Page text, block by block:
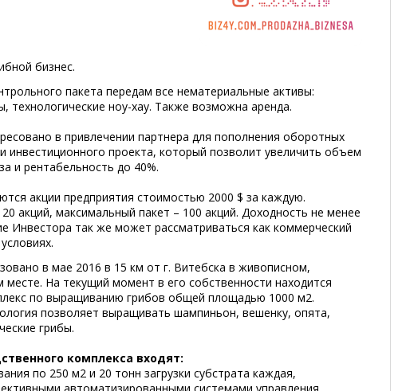
бизнес.
пакета передам все нематериальные активы:
технологические ноу-хау. Также возможна аренда.
в привлечении партнера для пополнения оборотных
инвестиционного проекта, который позволит увеличить объем
и рентабельность до 40%.
акции предприятия стоимостью 2000 $ за каждую.
акций, максимальный пакет – 100 акций. Доходность не менее
Инвестора так же может рассматриваться как коммерческий
в мае 2016 в 15 км от г. Витебска в живописном,
месте. На текущий момент в его собственности находится
по выращиванию грибов общей площадью 1000 м2.
позволяет выращивать шампиньон, вешенку, опята,
грибы.
комплекса входят:
по 250 м2 и 20 тонн загрузки субстрата каждая,